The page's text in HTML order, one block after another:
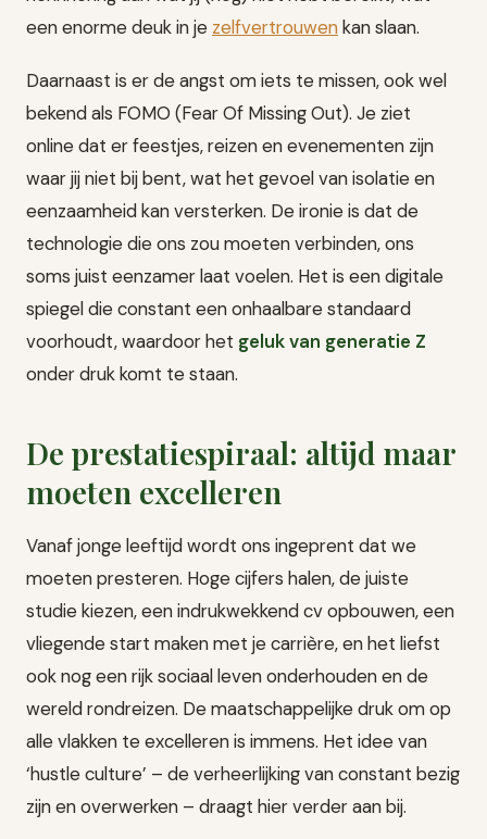
een enorme deuk in je zelfvertrouwenkan slaan.
Daarnaast is er de angst om iets te missen, ook wel
bekend als FOMO (Fear Of Missing Out). Je ziet
online dat er feestjes, reizen en evenementen zijn
waar jij niet bij bent, wat het gevoel van isolatie en
eenzaamheid kan versterken. De ironie is dat de
technologie die ons zou moeten verbinden, ons
soms juist eenzamer laat voelen. Het is een digitale
spiegel die constant een onhaalbare standaard
voorhoudt, waardoor het geluk van generatie Z
onder druk komt te staan.
De prestatiespiraal: altijd maar
moeten excelleren
Vanaf jonge leeftijd wordt ons ingeprent dat we
moeten presteren. Hoge cijfers halen, de juiste
studie kiezen, een indrukwekkend cv opbouwen, een
vliegende start maken met je carrière, en het liefst
ook nog een rijk sociaal leven onderhouden en de
wereld rondreizen. De maatschappelijke druk om op
alle vlakken te excelleren is immens. Het idee van
‘hustle culture’ – de verheerlijking van constant bezig
zijn en overwerken – draagt hier verder aan bij.